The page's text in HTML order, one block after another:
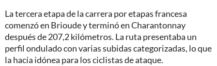
La tercera etapa de la carrera por etapas francesa
comenzó en Brioude y terminó en Charantonnay
después de 207,2 kilómetros. La ruta presentaba un
perfil ondulado con varias subidas categorizadas, lo que
la hacía idónea para los ciclistas de ataque.